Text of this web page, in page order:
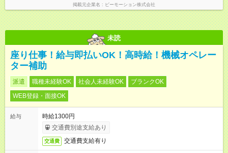
掲載元企業名 ビーモーション株式会社
未読
座り仕事！給与即払いOK！高時給！機械オペレー
ター補助
派遣 職種未経験OK 社会人未経験OK
ブランクOK
WEB登録・面接OK
給与
時給1300円
交通費別途支給あり
交通費 交通費支給有り